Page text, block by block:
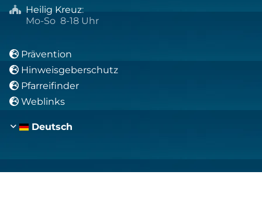
 Heilig Kreuz:
Mo-So 8-18 Uhr
 Prävention
 Hinweisgeberschutz
 Pfarreifinder
 Weblinks
Deutsch